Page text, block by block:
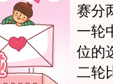
赛分
一轮
位的
二轮